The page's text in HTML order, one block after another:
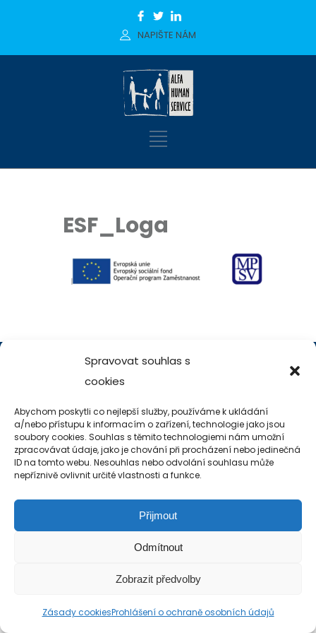
Spravovat souhlas s
cookies
Abychom poskytli co nejlepší služby, používáme k ukládání
a/nebo přístupu k informacím o zařízení, technologie jako jsou
soubory cookies. Souhlas s těmito technologiemi nám umožní
zpracovávat údaje, jako je chování při procházení nebo jedinečná
ID na tomto webu. Nesouhlas nebo odvolání souhlasu může
nepříznivě ovlivnit určité vlastnosti a funkce.
Přijmout
Odmítnout
Zobrazit předvolby
Zásady cookiesProhlášení o ochraně osobních údajů
NAPIŠTE NÁM
ESF_Loga
Copyright 2019-2026 Alfa Human Service
/ TM Servis - the technical motion s.r.o.